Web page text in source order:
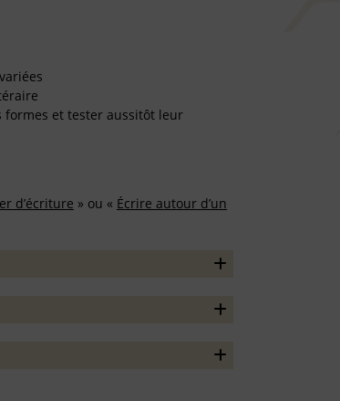
formes et tester aussitôt leur
d’écriture » ou « Écrire autour d’un